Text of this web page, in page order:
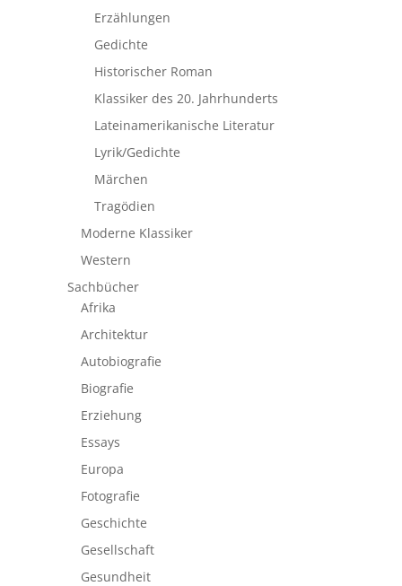
Erzählungen
Gedichte
Historischer Roman
Klassiker des 20. Jahrhunderts
Lateinamerikanische Literatur
Lyrik/Gedichte
Märchen
Tragödien
Moderne Klassiker
Western
Sachbücher
Afrika
Architektur
Autobiografie
Biografie
Erziehung
Essays
Europa
Fotografie
Geschichte
Gesellschaft
Gesundheit